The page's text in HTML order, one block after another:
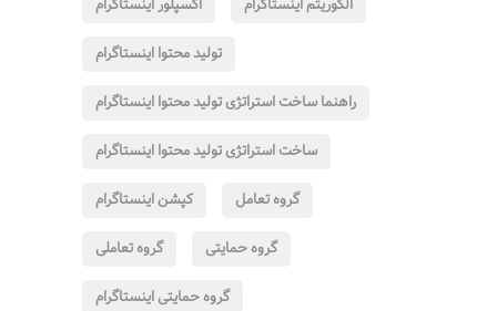
اکسپلور اینستاگرام
الگوریتم اینستاگرام
تولید محتوا اینستاگرام
راهنما ساخت استراتژی تولید محتوا اینستاگرام
ساخت استراتژی تولید محتوا اینستاگرام
کپشن اینستاگرام
گروه تعامل
گروه تعاملی
گروه حمایتی
گروه حمایتی اینستاگرام